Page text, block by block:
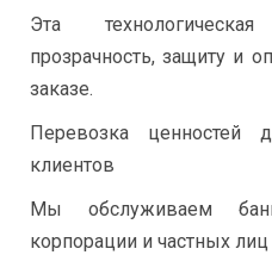
Эта
прозрачность, защиту и
заказе.
Перевозка ценностей
клиентов
Мы обслуживаем
корпорации и частных лиц